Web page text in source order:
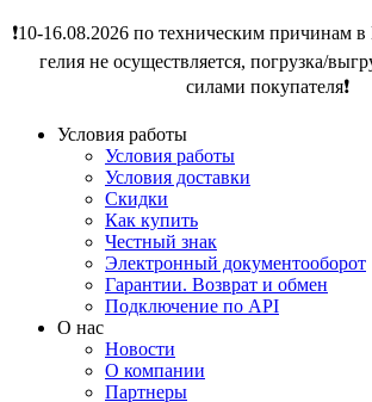
❗️10-16.08.2026 по техническим причинам в
гелия не осуществляется, погрузка/
силами покупателя❗️
Условия работы
Условия работы
Условия доставки
Скидки
Как купить
Честный знак
Электронный документооборот
Гарантии. Возврат и обмен
Подключение по API
О нас
Новости
О компании
Партнеры